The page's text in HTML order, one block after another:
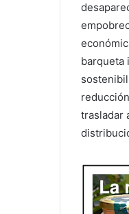
barqueta
trasladar